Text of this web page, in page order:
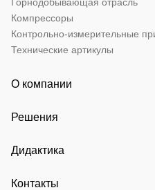
Компрессоры
Контрольно-измерительные
Технические артикулы
О компании
Решения
Дидактика
Контакты